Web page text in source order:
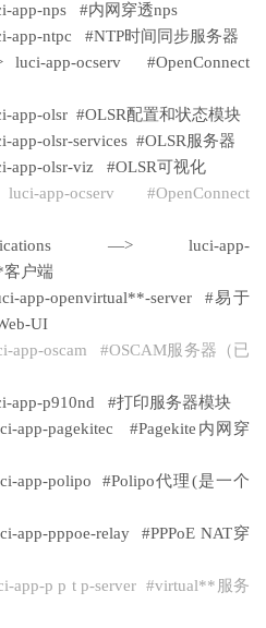
app-nps #内网穿透nps
ntpc #NTP时间同步服务器
app-ocserv #OpenConnect
olsr #OLSR配置和状态模块
olsr-services #OLSR服务器
app-olsr-viz #OLSR可视化
app-ocserv #OpenConnect
—> luci-app-
户端
app-openvirtual**-server #易于
UI
oscam #OSCAM服务器（已
app-p910nd #打印服务器模块
app-pagekitec #Pagekite内网穿
app-polipo #Polipo代理(是一个
pppoe-relay #PPPoE NAT穿
app-p p t p-server #virtual**服务